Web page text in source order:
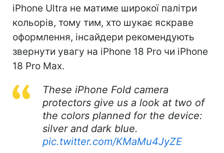
iPhone Ultra не матиме широкої палітри
кольорів, тому тим, хто шукає яскраве
оформлення, інсайдери рекомендують
звернути увагу на iPhone 18 Pro чи iPhone
18 Pro Max.
These iPhone Fold camera
protectors give us a look at two of
the colors planned for the device:
silver and dark blue.
pic.twitter.com/KMaMu4JyZE